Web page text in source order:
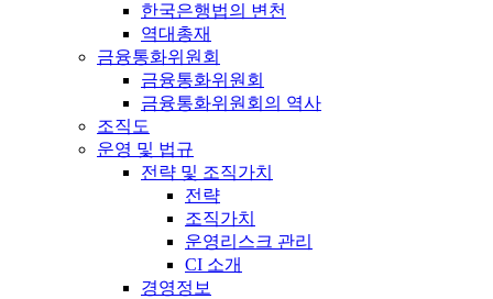
한국은행법의 변천
역대총재
금융통화위원회
금융통화위원회
금융통화위원회의 역사
조직도
운영 및 법규
전략 및 조직가치
전략
조직가치
운영리스크 관리
CI 소개
경영정보